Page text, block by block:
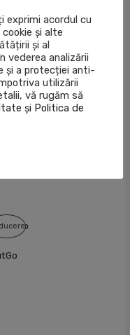
C17 – 9.3×9.5×200 cm
Produs
exprimi acordul cu
și alte
și al
vederea analizării
și a protecției anti-
utilizării
vă rugăm să
și Politica de